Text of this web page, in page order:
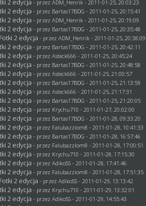
2 edycja - przezADM_Henrik - 2011-01-25, 20:03:23
2 edycja - przez Bartas17BDG - 2011-01-25, 20:15:41
2 edycja - przezADM_Henrik - 2011-01-25, 20:19:09
2 edycja - przez Bartas17BDG - 2011-01-25, 20:35:48
2 edycja - przezADM_Henrik - 2011-01-25, 20:38:09
2 edycja - przez Bartas17BDG - 2011-01-25, 20:42:11
2 edycja - przez Asteck666 - 2011-01-25, 20:45:24
2 edycja - przez Bartas17BDG - 2011-01-25, 20:48:58
2 edycja - przez Asteck666 - 2011-01-25, 21:00:57
2 edycja - przez Bartas17BDG - 2011-01-25, 21:13:59
2 edycja - przez Asteck666 - 2011-01-25, 21:17:31
2 edycja - przez Bartas17BDG - 2011-01-25, 21:20:05
2 edycja - przez Krychu710 - 2011-01-27, 20:02:00
2 edycja - przez Bartas17BDG - 2011-01-28, 09:33:20
2 edycja - przez Falubazziom8 - 2011-01-28, 10:41:33
2 edycja - przez Bartas17BDG - 2011-01-28, 16:57:46
2 edycja - przez Falubazziom8 - 2011-01-28, 17:00:51
2 edycja - przez Krychu710 - 2011-01-28, 17:15:30
2 edycja - przez AdikoSS - 2011-01-28, 17:41:46
2 edycja - przez Falubazziom8 - 2011-01-28, 17:51:35
2 edycja - przez AdikoSS - 2011-01-29, 13:13:42
2 edycja - przez Krychu710 - 2011-01-29, 13:32:01
2 edycja - przez AdikoSS - 2011-01-29, 14:55:43